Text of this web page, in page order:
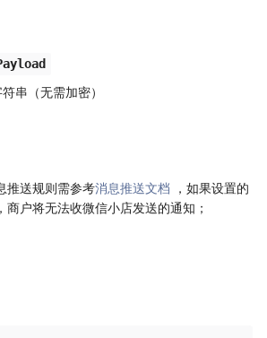
串（无需加密）
推送规则需参考消息推送文档 ，如果设置的
商户将无法收微信小店发送的通知；